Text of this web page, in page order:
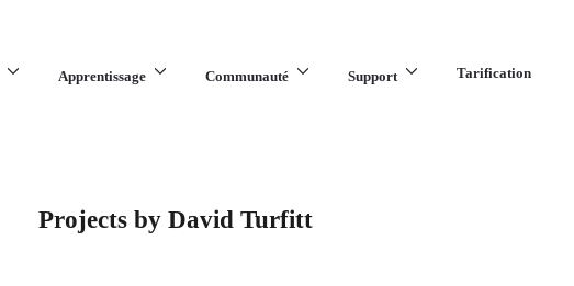
Apprentissage Communauté Support Tarification
Projects by David Turfitt